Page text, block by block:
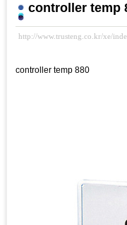
controller temp
http://www.trusteng.co.kr/xe/
controller temp 880